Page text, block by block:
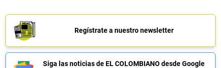
Regístrate a nuestro newsletter
Siga las noticias de EL COLOMBIANO desde Google